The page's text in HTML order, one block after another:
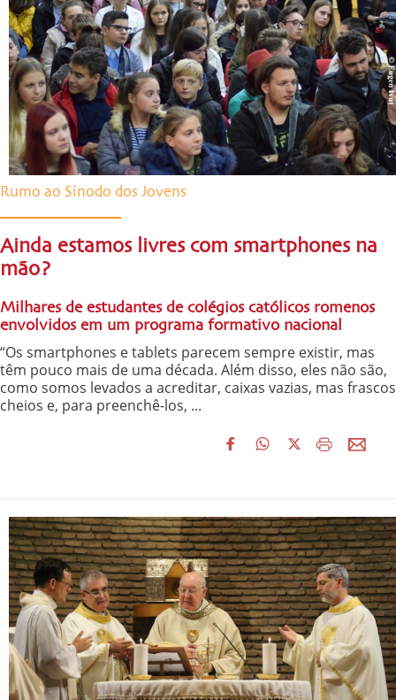
Rumo ao Sínodo dos Jovens
Ainda estamos livres com smartphones na
mão?
Milhares de estudantes de colégios católicos romenos
envolvidos em um programa formativo nacional
“Os smartphones e tablets parecem sempre existir, mas
têm pouco mais de uma década. Além disso, eles não são,
como somos levados a acreditar, caixas vazias, mas frascos
cheios e, para preenchê-los, ...